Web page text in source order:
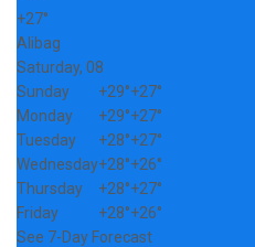
+27°
Alibag
Saturday, 08
Sunday
+29°+27°
Monday
+29°+27°
Tuesday
+28°+27°
Wednesday+28°+26°
Thursday
+28°+27°
Friday
+28°+26°
See 7-Day Forecast